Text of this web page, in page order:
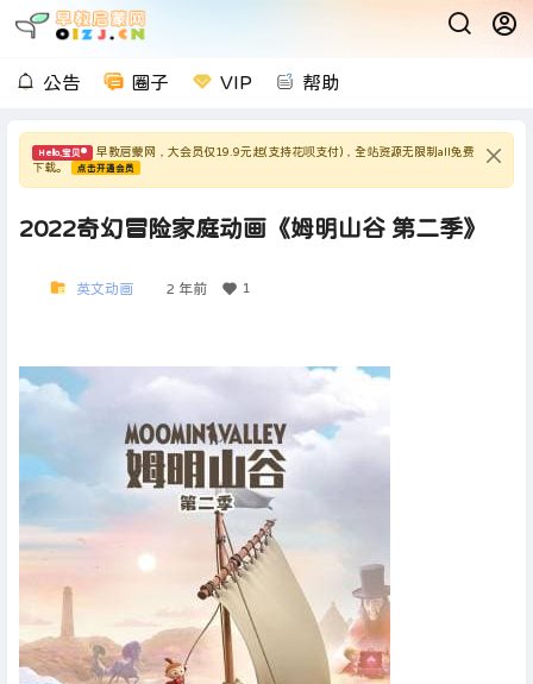
公告 圈子 VIP 帮助
Hello,宝贝
早教启蒙网，大会员仅19.9元起(支持花呗支付)，全站资源无限制all免费
下载。
点击开通会员
2022奇幻冒险家庭动画《姆明山谷 第二季》
英文动画 2 年前 1